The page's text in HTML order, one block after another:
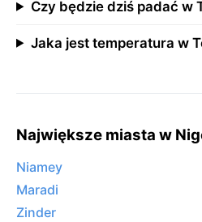
Czy będzie dziś padać w
Jaka jest temperatura w
Największe miasta w
Niamey
Maradi
Zinder